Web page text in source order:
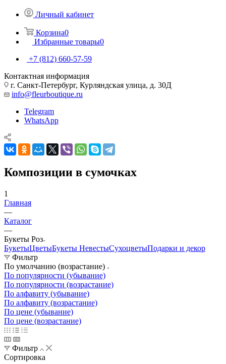
Личный кабинет
Корзина0
Избранные товары0
+7 (812) 660-57-59
Контактная информация
г. Санкт-Петербург, Курляндская улица, д. 30Д
info@fleurboutique.ru
Telegram
WhatsApp
Композиции в сумочках
1
Главная
—
Каталог
—
Букеты Роз
БукетыЦветыБукеты НевестыСухоцветыПодарки и декор
Фильтр
По умолчанию (возрастание)
По популярности (убывание)
По популярности (возрастание)
По алфавиту (убывание)
По алфавиту (возрастание)
По цене (убывание)
По цене (возрастание)
Фильтр
Сортировка